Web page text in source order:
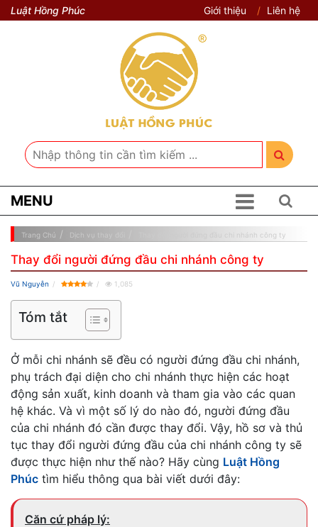
Luật Hồng Phúc Giới thiệu Liên hệ
MENU
Trang Chủ Dịch vụ thay đổi Thay đổi người đứng đầu chi nhánh công ty
Thay đổi người đứng đầu chi nhánh công ty
Vũ Nguyễn 1,085
Tóm tắt
Ở mỗi chi nhánh sẽ đều có người đứng đầu chi nhánh,
phụ trách đại diện cho chi nhánh thực hiện các hoạt
động sản xuất, kinh doanh và tham gia vào các quan
hệ khác. Và vì một số lý do nào đó, người đứng đầu
của chi nhánh đó cần được thay đổi. Vậy, hồ sơ và thủ
tục thay đổi người đứng đầu của chi nhánh công ty sẽ
được thực hiện như thế nào? Hãy cùng Luật Hồng
Phúc tìm hiểu thông qua bài viết dưới đây:
Căn cứ pháp lý: